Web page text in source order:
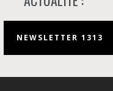
NEWSLETTER 1313